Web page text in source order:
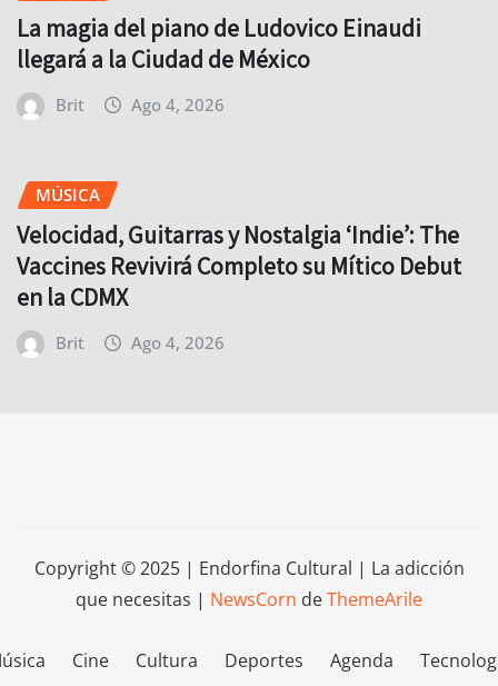
La magia del piano de Ludovico Einaudi
llegará a la Ciudad de México
Brit Ago 4, 2026
MÚSICA
Velocidad, Guitarras y Nostalgia ‘Indie’: The
Vaccines Revivirá Completo su Mítico Debut
en la CDMX
Brit Ago 4, 2026
Copyright © 2025 | Endorfina Cultural | La adicción
que necesitas | NewsCorn deThemeArile
Cine Cultura Deportes Agenda